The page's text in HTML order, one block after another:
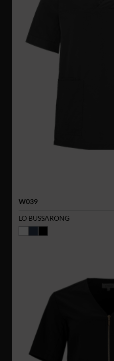
W039
LO BUSSARONG